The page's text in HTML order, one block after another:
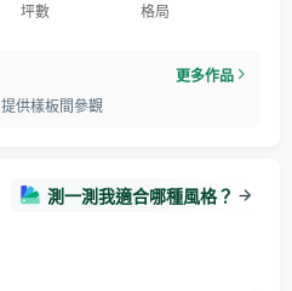
坪數 格局
更多作品
提供樣板間參觀
測一測我適合哪種風格？